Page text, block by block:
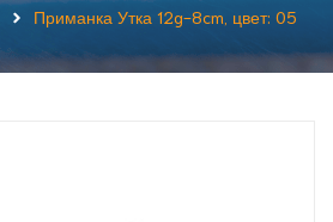
Приманка Утка 12g-8cm, цвет: 05